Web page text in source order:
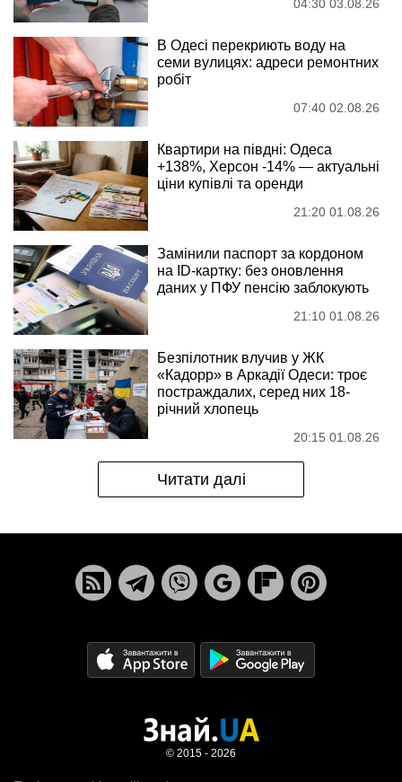
04:30 03.08.26
В Одесі перекриють воду на
семи вулицях: адреси ремонтних
робіт
07:40 02.08.26
Квартири на півдні: Одеса
+138%, Херсон -14% — актуальні
ціни купівлі та оренди
21:20 01.08.26
Замінили паспорт за кордоном
на ID-картку: без оновлення
даних у ПФУ пенсію заблокують
21:10 01.08.26
Безпілотник влучив у ЖК
«Кадорр» в Аркадії Одеси: троє
постраждалих, серед них 18-
річний хлопець
20:15 01.08.26
Читати далі
© 2015 - 2026